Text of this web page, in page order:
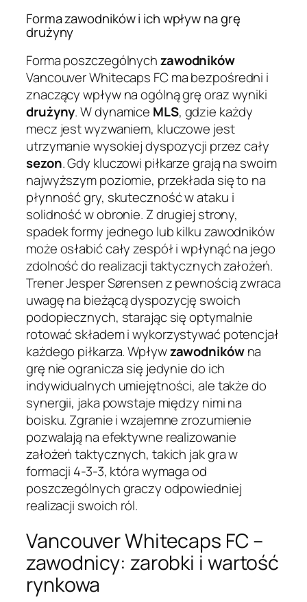
Forma zawodników i ich wpływ na grę
drużyny
Forma poszczególnychzawodników
Vancouver Whitecaps FC ma bezpośredni i
znaczący wpływ na ogólną grę oraz wyniki
drużyny. W dynamice MLS, gdzie każdy
mecz jest wyzwaniem, kluczowe jest
utrzymanie wysokiej dyspozycji przez cały
sezon. Gdy kluczowi piłkarze grają na swoim
najwyższym poziomie, przekłada się to na
płynność gry, skuteczność w ataku i
solidność w obronie. Z drugiej strony,
spadek formy jednego lub kilku zawodników
może osłabić cały zespół i wpłynąć na jego
zdolność do realizacji taktycznych założeń.
Trener Jesper Sørensen z pewnością zwraca
uwagę na bieżącą dyspozycję swoich
podopiecznych, starając się optymalnie
rotować składem i wykorzystywać potencjał
każdego piłkarza. Wpływzawodnikówna
grę nie ogranicza się jedynie do ich
indywidualnych umiejętności, ale także do
synergii, jaka powstaje między nimi na
boisku. Zgranie i wzajemne zrozumienie
pozwalają na efektywne realizowanie
założeń taktycznych, takich jak gra w
formacji 4-3-3, która wymaga od
poszczególnych graczy odpowiedniej
realizacji swoich ról.
Vancouver Whitecaps FC –
zawodnicy: zarobki i wartość
rynkowa